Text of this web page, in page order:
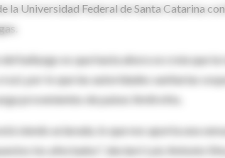
la Universidad Federal de Santa Catarina
hallazgo es que hasta ahora se creía que
por lo que las autoridades sanitarias
provenientes de países limítrofes.
siendo aclarada, lo que nos aporta una
los afectados", declaró Luis Antonio